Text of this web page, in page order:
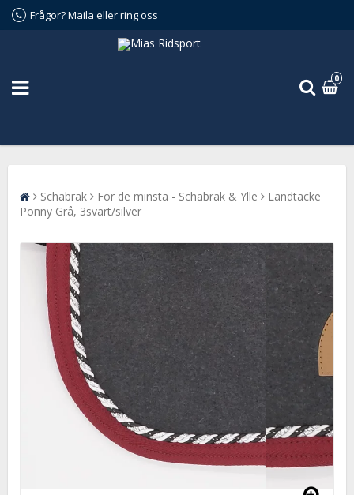
Frågor? Maila eller ring oss
0
Schabrak För de minsta - Schabrak & Ylle
Ländtäcke
Ponny Grå, 3svart/silver